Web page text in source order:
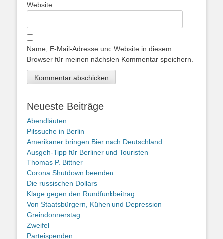
Website
Name, E-Mail-Adresse und Website in diesem
Browser für meinen nächsten Kommentar speichern.
Neueste Beiträge
Abendläuten
Pilssuche in Berlin
Amerikaner bringen Bier nach Deutschland
Ausgeh-Tipp für Berliner und Touristen
Thomas P. Bittner
Corona Shutdown beenden
Die russischen Dollars
Klage gegen den Rundfunkbeitrag
Von Staatsbürgern, Kühen und Depression
Greindonnerstag
Zweifel
Parteispenden